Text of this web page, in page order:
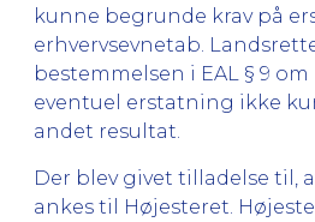
kunne begrunde krav på
erhvervsevnetab.
bestemmelsen i EAL § 9
eventuel erstatning ikke
andet resultat.
Der blev givet tilladelse til,
ankes til Højesteret.